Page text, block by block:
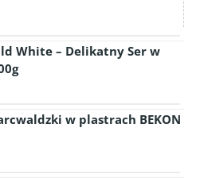
White – Delikatny Ser w
w plastrach BEKON